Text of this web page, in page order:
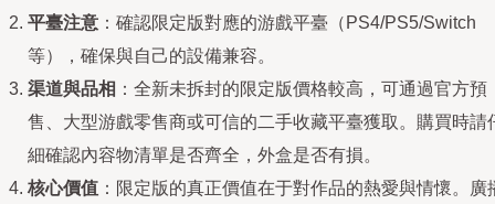
平臺注意 ：確認限定版對應的游戲平臺（PS4/PS5/Switch
等），確保與自己的設備兼容。
渠道與品相 ：全新未拆封的限定版價格較高，可通過官方預
售、大型游戲零售商或可信的二手收藏平臺獲取。購買時請
細確認內容物清單是否齊全，外盒是否有損。
核心價值 ：限定版的真正價值在于對作品的熱愛與情懷。廣